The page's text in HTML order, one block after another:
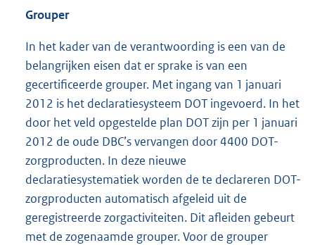
Grouper
In het kader van de verantwoording is een van de
belangrijken eisen dat er sprake is van een
gecertificeerde grouper. Met ingang van 1 januari
2012 is het declaratiesysteem DOT ingevoerd. In het
door het veld opgestelde plan DOT zijn per 1 januari
2012 de oude DBC’s vervangen door 4400 DOT-
zorgproducten. In deze nieuwe
declaratiesystematiek worden de te declareren DOT-
zorgproducten automatisch afgeleid uit de
geregistreerde zorgactiviteiten. Dit afleiden gebeurt
met de zogenaamde grouper. Voor de grouper